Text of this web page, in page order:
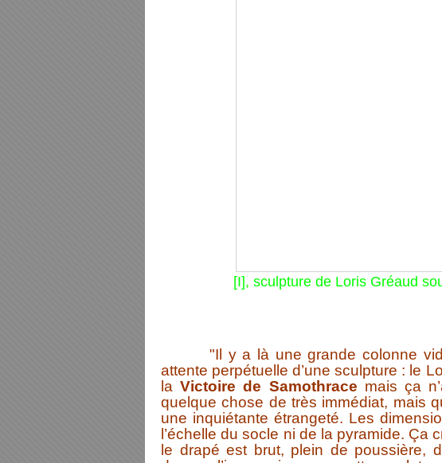
[I], sculpture de Loris Gréaud
"Il y a là une grande colonne vide
attente perpétuelle d’une sculpture : le
laVictoire de Samothrace mais ça
quelque chose de très immédiat, mais
une inquiétante étrangeté. Les
l’échelle du socle ni de la pyramide. Ça
le drapé est brut, plein de poussière,